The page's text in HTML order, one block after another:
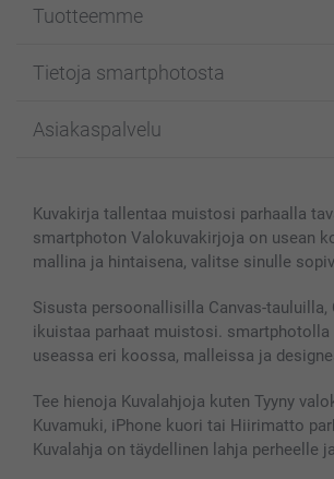
Tuotteemme
Kuvakortit
Kuvakirjat
Kännykkä & Tabletti
MyNameBook
Valokuvakehykset & Lisätarvikkeet
Lahjakortti
Kaikki kuvatuotteet
Tietoja smartphotosta
Affiliate ohjelma
Sivukartta
Ehdot/takuut
Asiakaspalvelu
smartbonus
Hinnat & maksutavat
Kuvakirja tallentaa muistosi parhaalla
smartphoton Valokuvakirjoja on usean
mallina ja hintaisena, valitse sinulle
Sisusta persoonallisilla Canvas-tauluilla,
ikuistaa parhaat muistosi. smartphotolla
useassa eri koossa, malleissa ja
Tee hienoja Kuvalahjoja kuten Tyyny
Kuvamuki, iPhone kuori tai Hiirimatto
Kuvalahja on täydellinen lahja perheelle